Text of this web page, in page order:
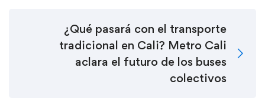
¿Qué pasará con el transporte
tradicional en Cali? Metro Cali
aclara el futuro de los buses
colectivos